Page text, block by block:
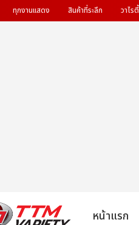
ทุกงานแสดง สินค้าที่ระลึก วาไรตี้
หน้าแรก